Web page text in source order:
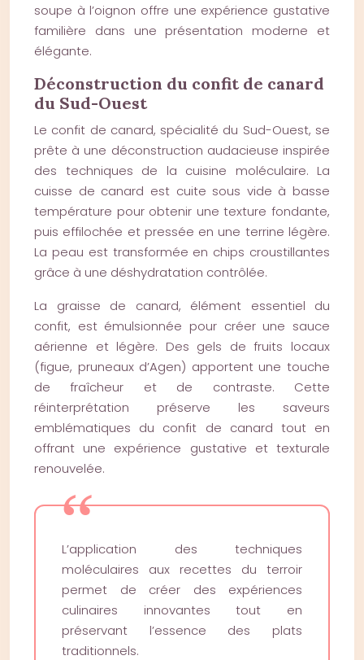
soupe à l’oignon offre une expérience gustative
familière dans une présentation moderne et
élégante.
Déconstruction du confit de canard
du Sud-Ouest
Le confit de canard, spécialité du Sud-Ouest, se
prête à une déconstruction audacieuse inspirée
des techniques de la cuisine moléculaire. La
cuisse de canard est cuite sous vide à basse
température pour obtenir une texture fondante,
puis effilochée et pressée en une terrine légère.
La peau est transformée en chips croustillantes
grâce à une déshydratation contrôlée.
La graisse de canard, élément essentiel du
confit, est émulsionnée pour créer une sauce
aérienne et légère. Des gels de fruits locaux
(figue, pruneaux d’Agen) apportent une touche
de fraîcheur et de contraste. Cette
réinterprétation préserve les saveurs
emblématiques du confit de canard tout en
offrant une expérience gustative et texturale
renouvelée.
L’application des techniques
moléculaires aux recettes du terroir
permet de créer des expériences
culinaires innovantes tout en
préservant l’essence des plats
traditionnels.